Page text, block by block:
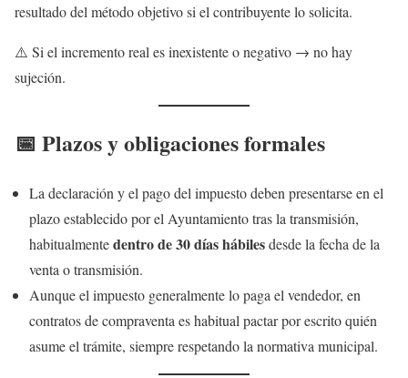
resultado del método objetivo si el contribuyente lo solicita.
⚠️ Si el incremento real es inexistente o negativo → no hay
sujeción.
📅 Plazos y obligaciones formales
La declaración y el pago del impuesto deben presentarse en el
plazo establecido por el Ayuntamiento tras la transmisión,
habitualmentedentro de 30 días hábilesdesde la fecha de la
venta o transmisión.
Aunque el impuesto generalmente lo paga el vendedor, en
contratos de compraventa es habitual pactar por escrito quién
asume el trámite, siempre respetando la normativa municipal.